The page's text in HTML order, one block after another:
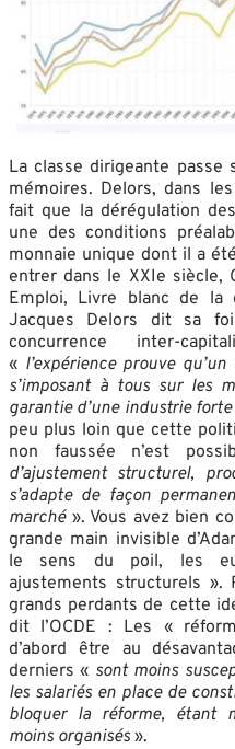
La classe dirigeante passe
mémoires. Delors, dans
fait que la dérégulation
une des conditions
monnaie unique dont il a
entrer dans le XXIe siècle,
Emploi, Livre blanc de la
Jacques Delors dit sa
concurrence inter-
« l’expérience prouve
s’imposant à tous sur les
garantie d’une industrie
peu plus loin que cette
non faussée n’est
d’ajustement structurel,
s’adapte de façon
marché ». Vous avez bien
grande main invisible
le sens du poil, les
ajustements structurels
grands perdants de cette
dit l’OCDE : Les «
d’abord être au
derniers « sont moins
les salariés en place de
bloquer la réforme, étant
moins organisés».